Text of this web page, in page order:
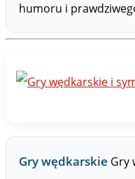
humoru i
Gry wędkarskie Gry